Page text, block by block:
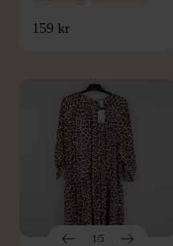
159 kr
FRÅN
1/5